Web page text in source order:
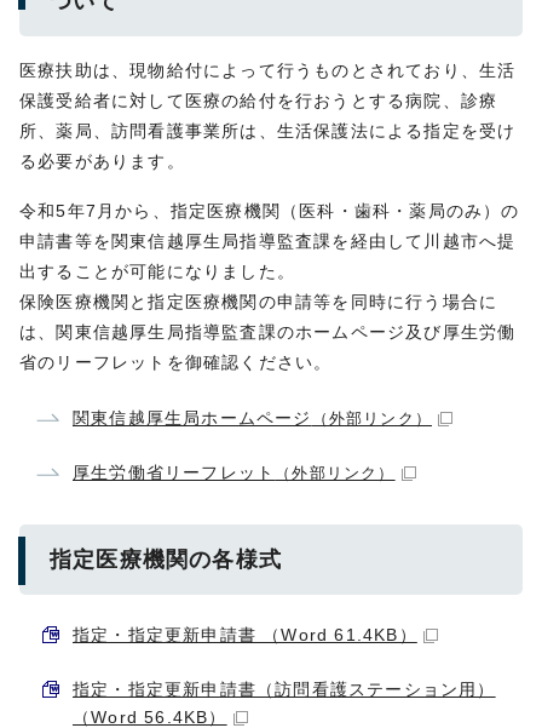
医療扶助は、現物給付によって行うものとされており、生活
保護受給者に対して医療の給付を行おうとする病院、診療
所、薬局、訪問看護事業所は、生活保護法による指定を受け
る必要があります。
令和5年7月から、指定医療機関（医科・歯科・薬局のみ）の
申請書等を関東信越厚生局指導監査課を経由して川越市へ提
出することが可能になりました。
保険医療機関と指定医療機関の申請等を同時に行う場合に
は、関東信越厚生局指導監査課のホームページ及び厚生労働
省のリーフレットを御確認ください。
関東信越厚生局ホームページ （外部リンク）
厚生労働省リーフレット （外部リンク）
指定医療機関の各様式
指定・指定更新申請書 （Word 61.4KB）
指定・指定更新申請書（訪問看護ステーション用）
（Word 56.4KB）